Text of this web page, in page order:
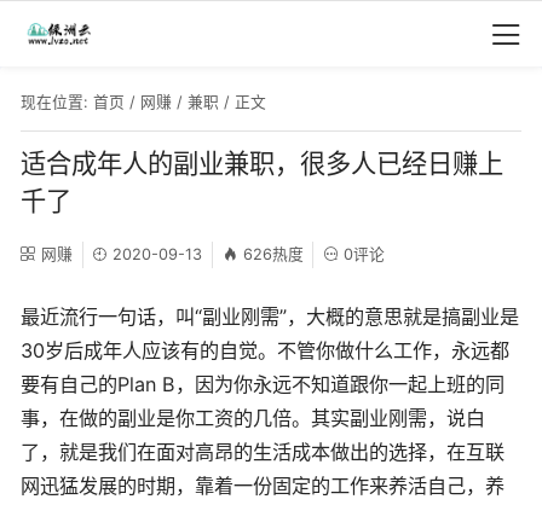
现在位置: 首页 / 网赚 / 兼职 / 正文
适合成年人的副业兼职，很多人已经日赚上
千了
网赚 2020-09-13 626热度 0评论
最近流行一句话，叫“副业刚需”，大概的意思就是搞副业是
30岁后成年人应该有的自觉。不管你做什么工作，永远都
要有自己的Plan B，因为你永远不知道跟你一起上班的同
事，在做的副业是你工资的几倍。其实副业刚需，说白
了，就是我们在面对高昂的生活成本做出的选择，在互联
网迅猛发展的时期，靠着一份固定的工作来养活自己，养